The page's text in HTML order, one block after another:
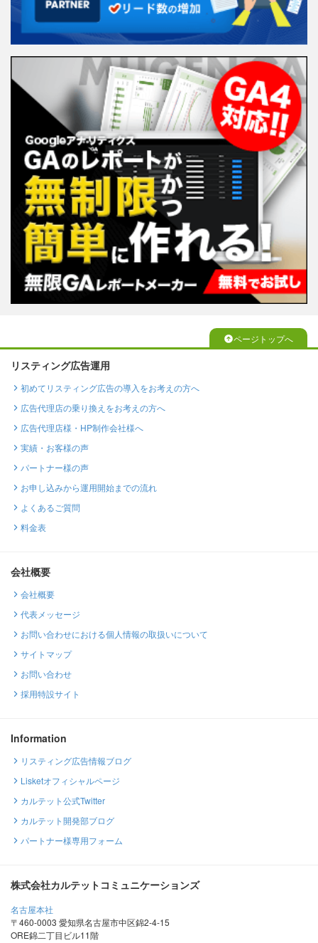
ページトップへ
リスティング広告運用
初めてリスティング広告の導入をお考えの方へ
広告代理店の乗り換えをお考えの方へ
広告代理店様・HP制作会社様へ
実績・お客様の声
パートナー様の声
お申し込みから運用開始までの流れ
よくあるご質問
料金表
会社概要
会社概要
代表メッセージ
お問い合わせにおける個人情報の取扱いについて
サイトマップ
お問い合わせ
採用特設サイト
Information
リスティング広告情報ブログ
Lisketオフィシャルページ
カルテット公式Twitter
カルテット開発部ブログ
パートナー様専用フォーム
株式会社カルテットコミュニケーションズ
名古屋本社
〒460-0003 愛知県名古屋市中区錦2-4-15
ORE錦二丁目ビル11階